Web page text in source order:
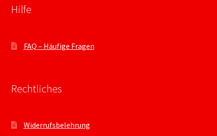
Hilfe
FAQ – Häufige Fragen
Rechtliches
Widerrufsbelehrung